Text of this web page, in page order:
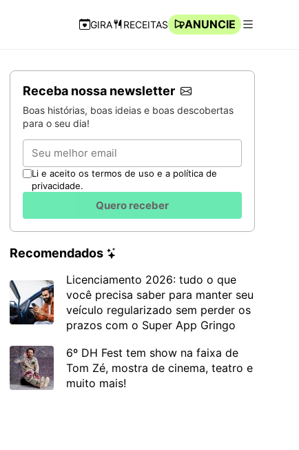
Navegação Rápida
GIRA RECEITAS
ANUNCIE
Receba nossa newsletter
Boas histórias, boas ideias e boas descobertas
para o seu dia!
Email
Li e aceito os termos de uso e a política de
privacidade.
Quero receber
Recomendados
Licenciamento 2026: tudo o que
você precisa saber para manter seu
veículo regularizado sem perder os
prazos com o Super App Gringo
6º DH Fest tem show na faixa de
Tom Zé, mostra de cinema, teatro e
muito mais!